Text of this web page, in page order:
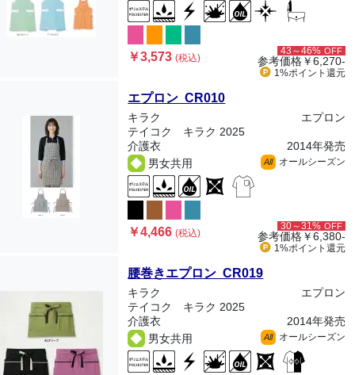
￥3,573(税込)
43～46% OFF
参考価格￥6,270-
1%ポイント 還元
エプロン CR010
キラク
エプロン
テイコク キラク 2025
介護衣
2014年発売
男女共用
All オールシーズン
￥4,466(税込)
30～31% OFF
参考価格￥6,380-
1%ポイント 還元
腰巻きエプロン CR019
キラク
エプロン
テイコク キラク 2025
介護衣
2014年発売
男女共用
All オールシーズン